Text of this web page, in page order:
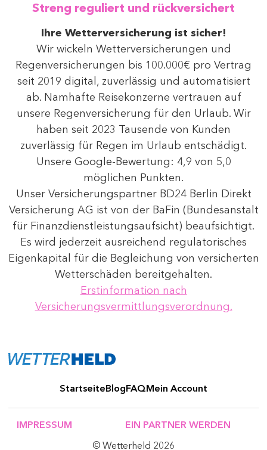
Streng reguliert und rückversichert
Ihre Wetterversicherung ist sicher!
Wir wickeln Wetterversicherungen und
Regenversicherungen bis 100.000€ pro Vertrag
seit 2019 digital, zuverlässig und automatisiert
ab. Namhafte Reisekonzerne vertrauen auf
unsere Regenversicherung für den Urlaub. Wir
haben seit 2023 Tausende von Kunden
zuverlässig für Regen im Urlaub entschädigt.
Unsere Google-Bewertung: 4,9 von 5,0
möglichen Punkten.
Unser Versicherungspartner BD24 Berlin Direkt
Versicherung AG ist von der BaFin (Bundesanstalt
für Finanzdienstleistungsaufsicht) beaufsichtigt.
Es wird jederzeit ausreichend regulatorisches
Eigenkapital für die Begleichung von versicherten
Wetterschäden bereitgehalten.
Erstinformation nach
Versicherungsvermittlungsverordnung.
StartseiteBlogFAQMein Account
© Wetterheld 2026
IMPRESSUM EIN PARTNER WERDEN